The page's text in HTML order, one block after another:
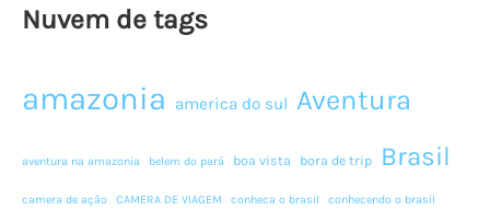
Nuvem de tags
amazonia america do sul Aventura
aventura na amazonia belem do pará boa vista bora de trip Brasil
camera de ação CAMERA DE VIAGEM conheca o brasil conhecendo o brasil